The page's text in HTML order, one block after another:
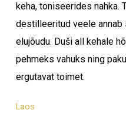
keha, toniseerides nahka.
destilleeritud veele annab
elujõudu. Duši all kehale
pehmeks vahuks ning
ergutavat toimet.
Laos